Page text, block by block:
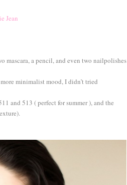
Jean
mascara, a pencil, and even two nailpolishes
minimalist mood, I didn’t tried
and 513 ( perfect for summer ), and the